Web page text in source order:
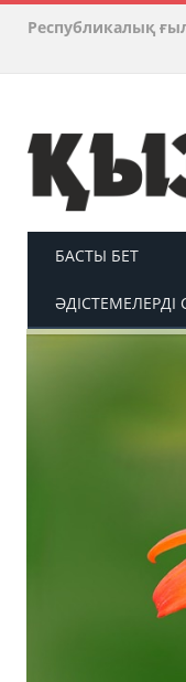
Республикалық
БАСТЫ БЕТ